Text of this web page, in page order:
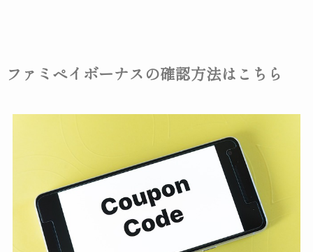
ファミペイボーナスの確認方法はこちら